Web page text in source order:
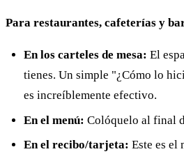
Para restaurantes, cafeterías y
En los carteles de mesa: El
tienes. Un simple "¿Cómo lo
es increíblemente efectivo.
En el menú: Colóquelo al final
En el recibo/tarjeta: Este es el